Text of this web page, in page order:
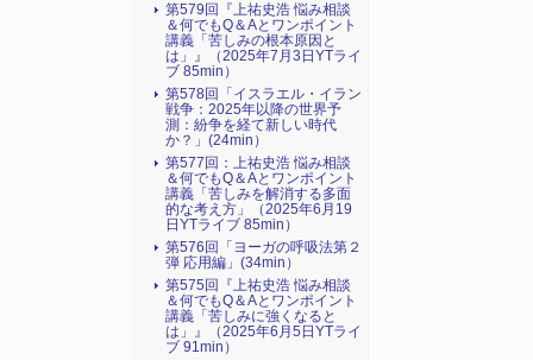
第579回『上祐史浩 悩み相談
＆何でもQ＆Aとワンポイント
講義「苦しみの根本原因と
は」』（2025年7月3日YTライ
ブ 85min）
第578回「イスラエル・イラン
戦争：2025年以降の世界予
測：紛争を経て新しい時代
か？」(24min）
第577回：上祐史浩 悩み相談
＆何でもQ＆Aとワンポイント
講義「苦しみを解消する多面
的な考え方」（2025年6月19
日YTライブ 85min）
第576回「ヨーガの呼吸法第２
弾 応用編」(34min）
第575回『上祐史浩 悩み相談
＆何でもQ＆Aとワンポイント
講義「苦しみに強くなると
は」』（2025年6月5日YTライ
ブ 91min）